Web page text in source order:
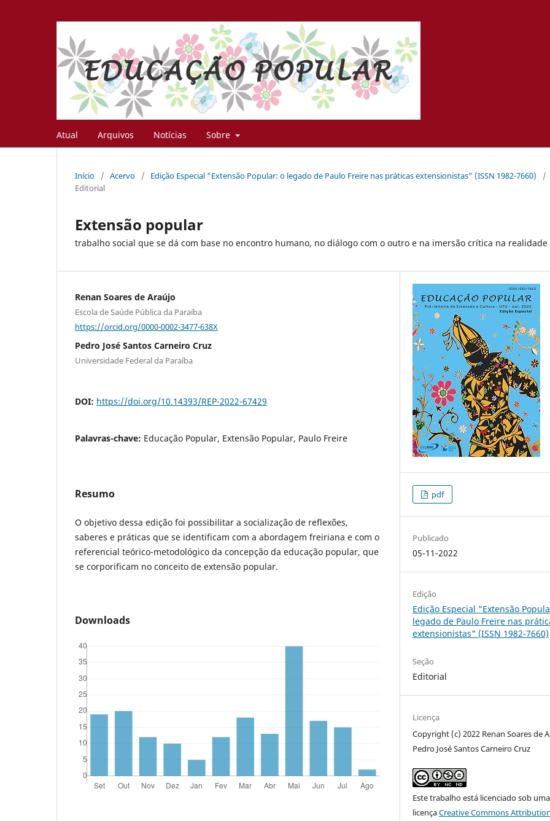
Atual Arquivos Notícias Sobre
Início / Acervo / Edição Especial "Extensão Popular: o legado de Paulo Freire nas práticas extensionistas" (ISSN 1982-7660)
/
Editorial
Extensão popular
trabalho social que se dá com base no encontro humano, no diálogo com o outro e na imersão crítica na realidade
Renan Soares de Araújo
Escola de Saúde Pública da Paraíba
https://orcid.org/0000-0002-3477-638X
Pedro José Santos Carneiro Cruz
Universidade Federal da Paraíba
DOI: https://doi.org/10.14393/REP-2022-67429
Palavras-chave: Educação Popular, Extensão Popular, Paulo Freire
Resumo
O objetivo dessa edição foi possibilitar a socialização de reflexões,
saberes e práticas que se identificam com a abordagem freiriana e com o
referencial teórico-metodológico da concepção da educação popular, que
se corporificam no conceito de extensão popular.
Downloads
pdf
Publicado
05-11-2022
Edição
Edição Especial "Extensão
legado de Paulo Freire nas
extensionistas" (ISSN 1982-7660)
Seção
Editorial
Licença
Copyright (c) 2022 Renan Soares de
Pedro José Santos Carneiro Cruz
Este trabalho está licenciado sob uma
licençaCreative Commons